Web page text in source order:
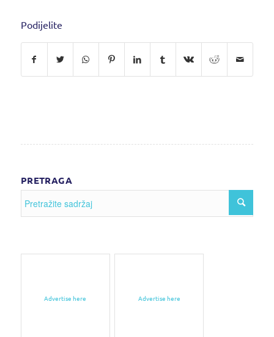
Podijelite
PRETRAGA
Advertise here Advertise here